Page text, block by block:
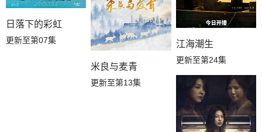
日落下的彩虹
更新至第07集
米良与麦青
更新至第13集
江海潮生
更新至第24集